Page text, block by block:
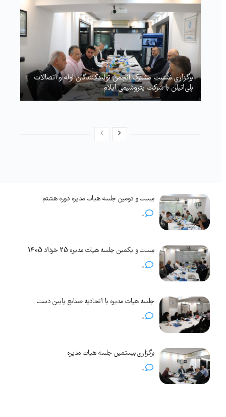
برگزاری نشست مشترک انجمن تولیدکنندگان لوله و اتصالات
پلی‌اتیلن با شرکت پتروشیمی ایلام
بیست و دومین جلسه هیات مدیره دوره هشتم
0
بیست و یکمین جلسه هیات مدیره 25 خرداد 1405
0
جلسه هیات مدیره با اتحادیه صنایع پایین دست
0
برگزاری بیستمین جلسه هیات مدیره
0